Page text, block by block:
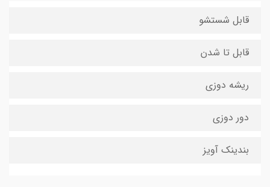
قابل شستشو
قابل تا شدن
ریشه دوزی
دور دوزی
بندینک آویز